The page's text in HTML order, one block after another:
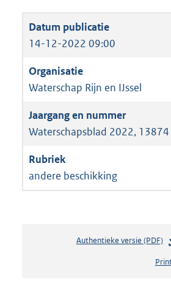
14-12-2022 09:00
Waterschap Rijn en IJssel
Waterschapsblad 2022, 13874
andere beschikking
Authentieke versie (PDF)b
s